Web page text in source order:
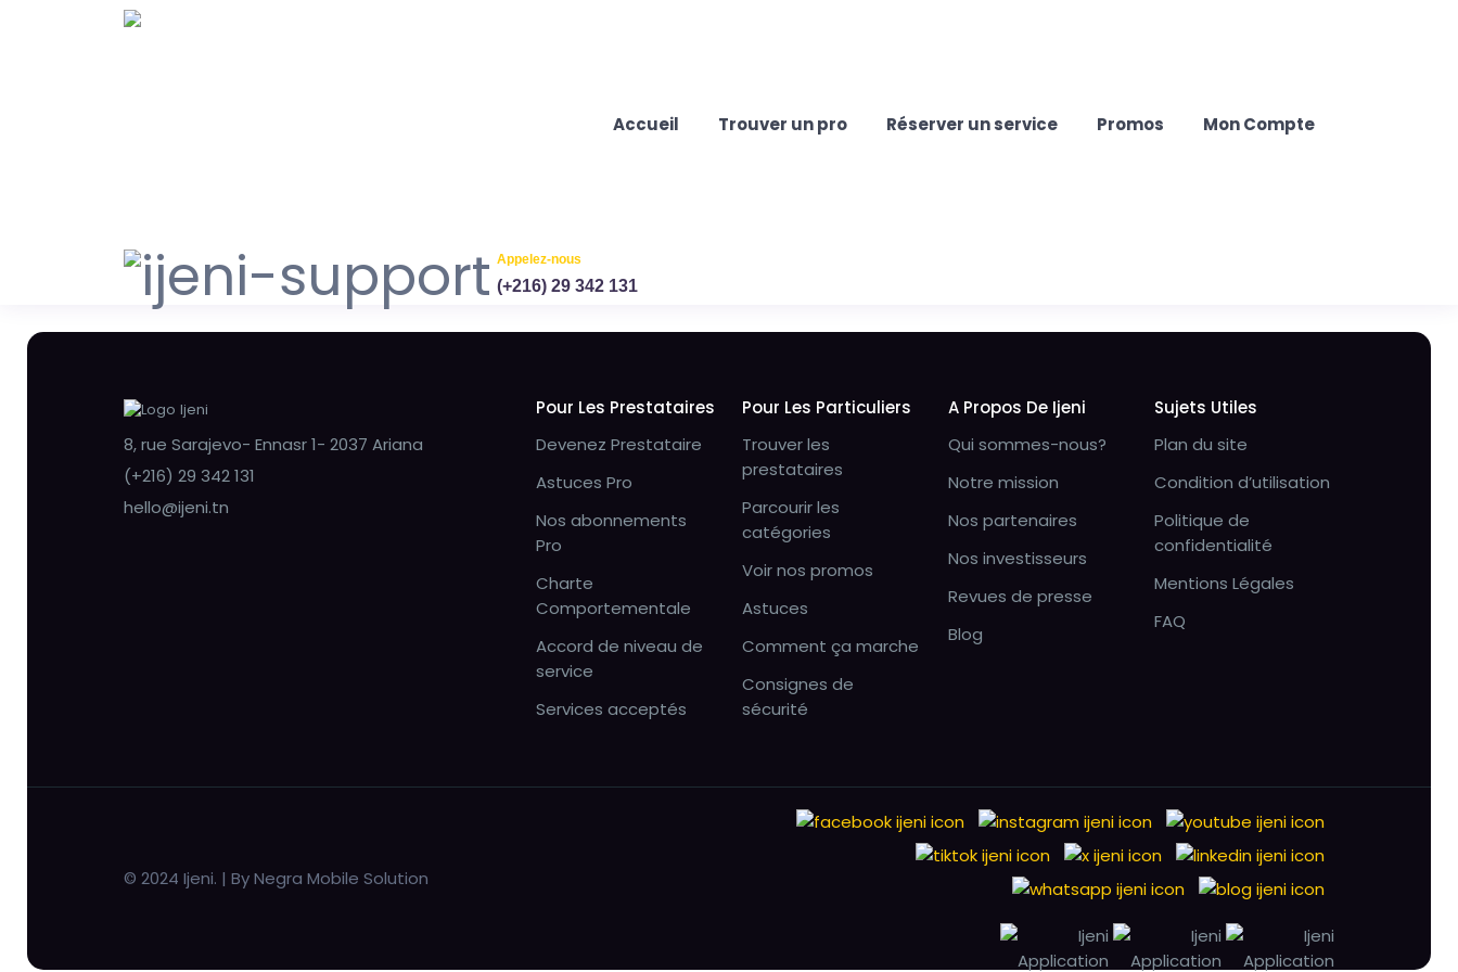
Accueil Trouver un pro Réserver un service Promos Mon Compte
Appelez-nous
(+216) 29 342 131
8, rue Sarajevo- Ennasr 1- 2037 Ariana
(+216) 29 342 131
hello@ijeni.tn
Pour Les Prestataires
Devenez Prestataire
Astuces Pro
Nos abonnements
Pro
Charte
Comportementale
Accord de niveau de
service
Services acceptés
Pour Les Particuliers
Trouver les
prestataires
Parcourir les
catégories
Voir nos promos
Astuces
Comment ça marche
Consignes de
sécurité
A Propos De Ijeni
Qui sommes-nous?
Notre mission
Nos partenaires
Nos investisseurs
Revues de presse
Blog
Sujets Utiles
Plan du site
Condition d’utilisation
Politique de
confidentialité
Mentions Légales
FAQ
© 2024 Ijeni. | By Negra Mobile Solution